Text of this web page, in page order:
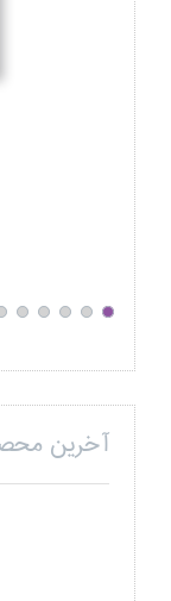
آخرین